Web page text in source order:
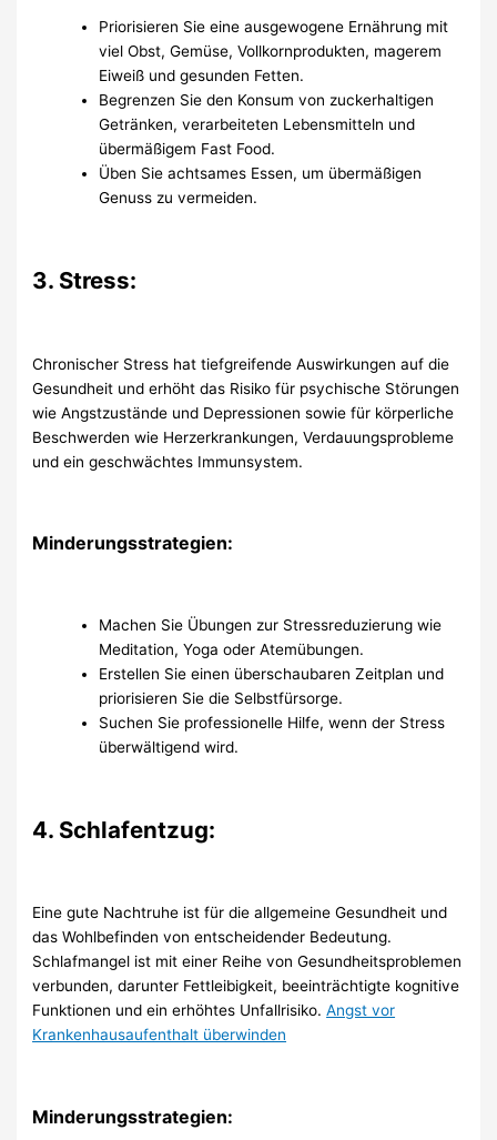
Priorisieren Sie eine ausgewogene Ernährung mit
viel Obst, Gemüse, Vollkornprodukten, magerem
Eiweiß und gesunden Fetten.
Begrenzen Sie den Konsum von zuckerhaltigen
Getränken, verarbeiteten Lebensmitteln und
übermäßigem Fast Food.
Üben Sie achtsames Essen, um übermäßigen
Genuss zu vermeiden.
3. Stress:
Chronischer Stress hat tiefgreifende Auswirkungen auf die
Gesundheit und erhöht das Risiko für psychische Störungen
wie Angstzustände und Depressionen sowie für körperliche
Beschwerden wie Herzerkrankungen, Verdauungsprobleme
und ein geschwächtes Immunsystem.
Minderungsstrategien:
Machen Sie Übungen zur Stressreduzierung wie
Meditation, Yoga oder Atemübungen.
Erstellen Sie einen überschaubaren Zeitplan und
priorisieren Sie die Selbstfürsorge.
Suchen Sie professionelle Hilfe, wenn der Stress
überwältigend wird.
4. Schlafentzug:
Eine gute Nachtruhe ist für die allgemeine Gesundheit und
das Wohlbefinden von entscheidender Bedeutung.
Schlafmangel ist mit einer Reihe von Gesundheitsproblemen
verbunden, darunter Fettleibigkeit, beeinträchtigte kognitive
Funktionen und ein erhöhtes Unfallrisiko.Angst vor
Krankenhausaufenthalt überwinden
Minderungsstrategien: